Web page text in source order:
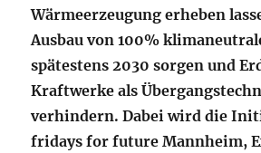
Wärmeerzeugung erheben
Ausbau von 100%
spätestens 2030 sorgen und
Kraftwerke als
verhindern. Dabei wird die
fridays for future Mannheim,